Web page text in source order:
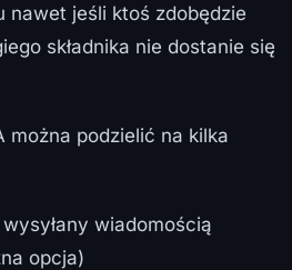
nawet jeśli ktoś zdobędzie
składnika nie dostanie się
można podzielić na kilka
wiadomością
opcja)